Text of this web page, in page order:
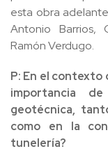
esta obra
Antonio Barrios,
Ramón Verdugo.
P: En el contexto
importancia
geotécnica,
como en la
tunelería?